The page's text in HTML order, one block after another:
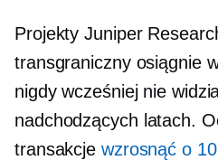
Projekty Juniper
transgranicznyosiągnie
nigdy wcześniej nie
nadchodzących latach.
transakcje wzrosnąć o